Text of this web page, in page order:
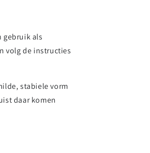
gebruik als
volg de instructies
stabiele vorm
daar komen